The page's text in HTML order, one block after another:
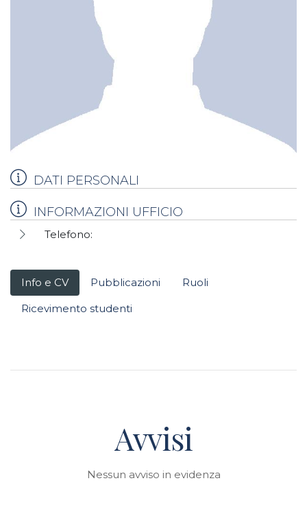
DATI PERSONALI
INFORMAZIONI UFFICIO
Telefono:
Info e CV Pubblicazioni
Ruoli
Ricevimento studenti
Avvisi
Nessun avviso in evidenza